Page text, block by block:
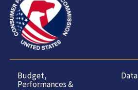
Budget,
Performances &
Data